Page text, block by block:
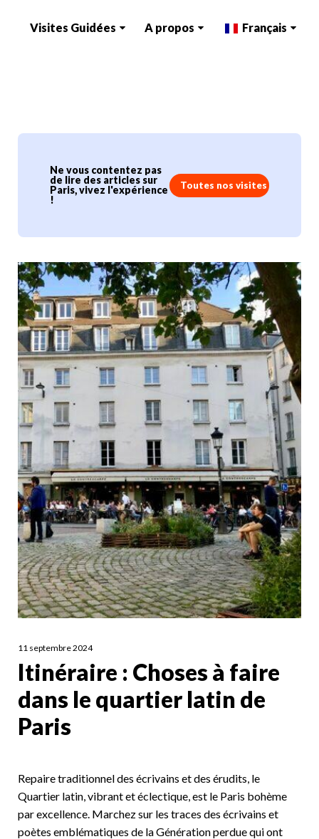
Visites Guidées A propos Français
Ne vous contentez pas
de lire des articles sur
Paris, vivez l'expérience
!
Toutes nos visites
11 septembre 2024
Itinéraire : Choses à faire
dans le quartier latin de
Paris
Repaire traditionnel des écrivains et des érudits, le
Quartier latin, vibrant et éclectique, est le Paris bohème
par excellence. Marchez sur les traces des écrivains et
poètes emblématiques de la Génération perdue qui ont